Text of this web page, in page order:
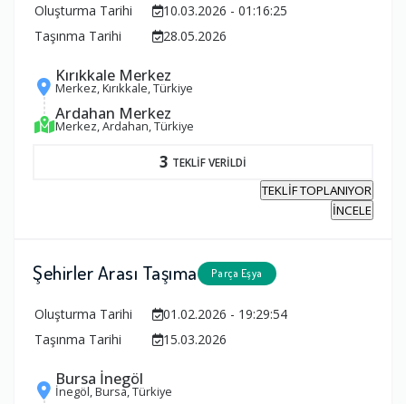
Oluşturma Tarihi
10.03.2026 - 01:16:25
Taşınma Tarihi
28.05.2026
Kırıkkale Merkez
Merkez, Kırıkkale, Türkiye
Ardahan Merkez
Merkez, Ardahan, Türkiye
3 TEKLİF VERİLDİ
TEKLİF TOPLANIYOR
İNCELE
Şehirler Arası Taşıma Parça Eşya
Oluşturma Tarihi
01.02.2026 - 19:29:54
Taşınma Tarihi
15.03.2026
Bursa İnegöl
İnegöl, Bursa, Türkiye